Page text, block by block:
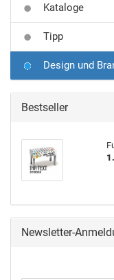
Kataloge
Tipp
Design und
Bestseller
Newsletter-